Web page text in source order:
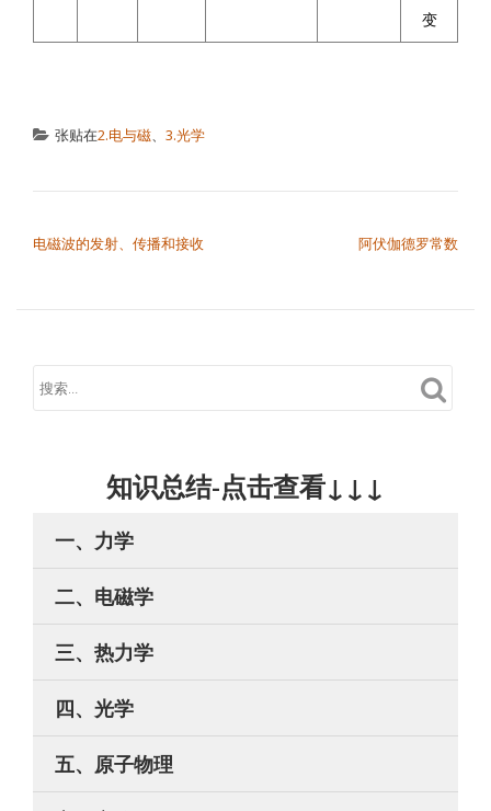
变
张贴在2.电与磁、 3.光学
电磁波的发射、传播和接收 阿伏伽德罗常数
知识总结-点击查看↓↓↓
一、力学
二、电磁学
三、热力学
四、光学
五、原子物理